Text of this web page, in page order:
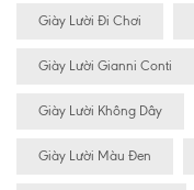
Giày Lười Đi Chơi
Giày Lười Gianni Conti
Giày Lười Không Dây
Giày Lười Màu Đen